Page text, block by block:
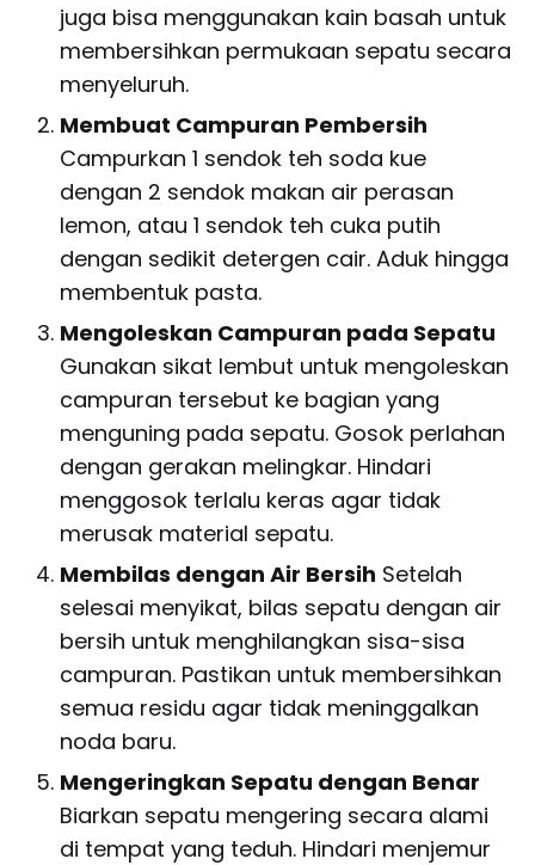
juga bisa menggunakan kain basah untuk
membersihkan permukaan sepatu secara
menyeluruh.
Membuat Campuran Pembersih
Campurkan 1 sendok teh soda kue
dengan 2 sendok makan air perasan
lemon, atau 1 sendok teh cuka putih
dengan sedikit detergen cair. Aduk hingga
membentuk pasta.
Mengoleskan Campuran pada Sepatu
Gunakan sikat lembut untuk mengoleskan
campuran tersebut ke bagian yang
menguning pada sepatu. Gosok perlahan
dengan gerakan melingkar. Hindari
menggosok terlalu keras agar tidak
merusak material sepatu.
Membilas dengan Air Bersih Setelah
selesai menyikat, bilas sepatu dengan air
bersih untuk menghilangkan sisa-sisa
campuran. Pastikan untuk membersihkan
semua residu agar tidak meninggalkan
noda baru.
Mengeringkan Sepatu dengan Benar
Biarkan sepatu mengering secara alami
di tempat yang teduh. Hindari menjemur